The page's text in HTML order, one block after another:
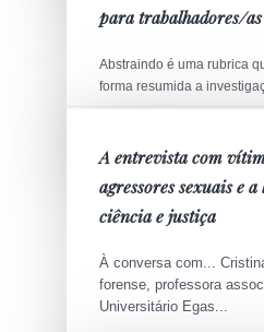
para trabalhadores/as
Abstraindo é uma rubrica
forma resumida a
A entrevista com
agressores sexuais e
ciência e justiça
À conversa com...
forense, professora
Universitário Egas...